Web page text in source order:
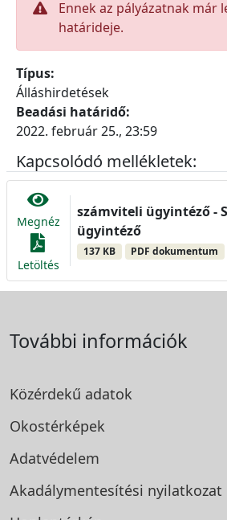
Ennek az pályázatnak már
határideje.
Típus:
Álláshirdetések
Beadási határidő:
2022. február 25., 23:59
Kapcsolódó mellékletek:
Megnéz
Letöltés
számviteli ügyintéző -
ügyintéző
137 KB PDF dokumentum
További információk
Közérdekű adatok
Okostérképek
Adatvédelem
Akadálymentesítési nyilatkozat